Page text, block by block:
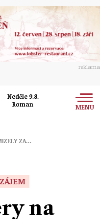
reklama
Neděle 9.8.
Roman
MENU
ZA…
na